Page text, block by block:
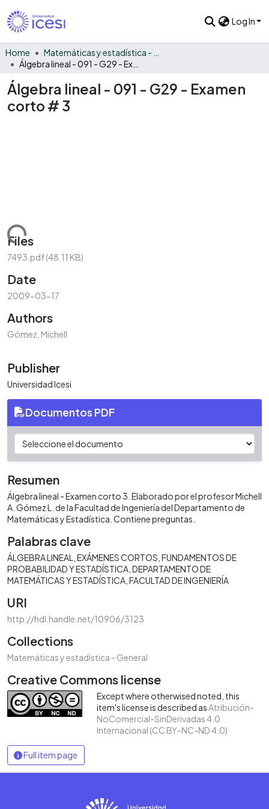
Log In
Home
Álgebra lineal - 091 - G29 - Examen
corto # 3
Loading...
Files
7493.pdf(48.11 KB)
Date
2009-03-17
Authors
Gómez, Michell
Publisher
Universidad Icesi
Documentos PDF
Resumen
Álgebra lineal - Examen corto 3. Elaborado por el profesor Michell
A. Gómez L. de la Facultad de Ingeniería del Departamento de
Matemáticas y Estadística. Contiene preguntas.
Palabras clave
ÁLGEBRA LINEAL EXÁMENES CORTOS FUNDAMENTOS DE
PROBABILIDAD Y ESTADÍSTICA DEPARTAMENTO DE
MATEMÁTICAS Y ESTADÍSTICA FACULTAD DE INGENIERÍA
URI
http://hdl.handle.net/10906/3123
Collections
Matemáticas y estadística - General
Creative Commons license
Except where otherwised noted, this
item's license is described asAtribución-
NoComercial-SinDerivadas 4.0
Internacional (CC BY-NC-ND 4.0)
Full item page